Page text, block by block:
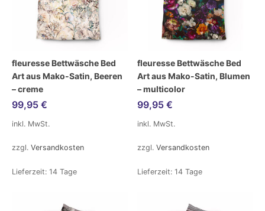
fleuresse Bettwäsche Bed
Art aus Mako-Satin, Beeren
– creme
99,95 €
inkl. MwSt.
zzgl. Versandkosten
Lieferzeit: 14 Tage
fleuresse Bettwäsche Bed
Art aus Mako-Satin, Blumen
– multicolor
99,95 €
inkl. MwSt.
zzgl. Versandkosten
Lieferzeit: 14 Tage